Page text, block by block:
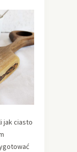
jak ciasto